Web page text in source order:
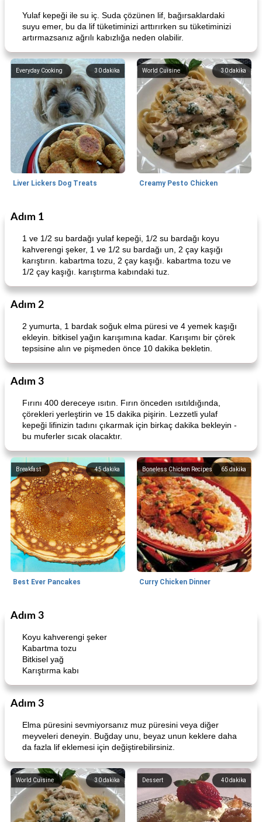
Yulaf kepeği ile su iç. Suda çözünen lif, bağırsaklardaki
suyu emer, bu da lif tüketiminizi arttırırken su tüketiminizi
artırmazsanız ağrılı kabızlığa neden olabilir.
30dakika
Everyday Cooking
Liver Lickers Dog Treats
30dakika
World Cuisine
Creamy Pesto Chicken
Pork
Lime, Chili and Brown Sugar Pork Chops Hazelnut-Crusted Salmon
Adım 1
1 ve 1/2 su bardağı yulaf kepeği, 1/2 su bardağı koyu
kahverengi şeker, 1 ve 1/2 su bardağı un, 2 çay kaşığı
karıştırın. kabartma tozu, 2 çay kaşığı. kabartma tozu ve
1/2 çay kaşığı. karıştırma kabındaki tuz.
Adım 2
2 yumurta, 1 bardak soğuk elma püresi ve 4 yemek kaşığı
ekleyin. bitkisel yağın karışımına kadar. Karışımı bir çörek
tepsisine alın ve pişmeden önce 10 dakika bekletin.
Adım 3
Fırını 400 dereceye ısıtın. Fırın önceden ısıtıldığında,
çörekleri yerleştirin ve 15 dakika pişirin. Lezzetli yulaf
kepeği lifinizin tadını çıkarmak için birkaç dakika bekleyin -
bu muferler sıcak olacaktır.
45dakika
Breakfast
Best Ever Pancakes
65 dakika
Boneless Chicken Recipes
Curry Chicken Dinner
World Cuisine
Creamy Pesto Chicken Best Ever Pancakes
Adım 3
Koyu kahverengi şeker
Kabartma tozu
Bitkisel yağ
Karıştırma kabı
Adım 3
Elma püresini sevmiyorsanız muz püresini veya diğer
meyveleri deneyin. Buğday unu, beyaz unun keklere daha
da fazla lif eklemesi için değiştirebilirsiniz.
30dakika
World Cuisine 40dakika
Dessert